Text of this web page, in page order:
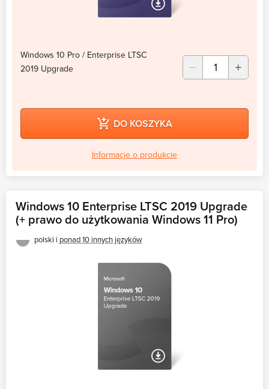
Windows 10 Pro / Enterprise LTSC
2019 Upgrade
DO KOSZYKA
Informacje o produkcie
Windows 10 Enterprise LTSC 2019 Upgrade
(+ prawo do użytkowania Windows 11 Pro)
polski i ponad 10 innych języków